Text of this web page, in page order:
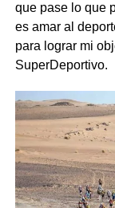
que pase lo que
es amar al
para lograr mi
SuperDeportivo.